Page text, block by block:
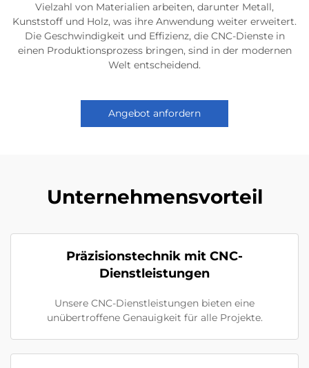
Vielzahl von Materialien arbeiten, darunter Metall,
Kunststoff und Holz, was ihre Anwendung weiter erweitert.
Die Geschwindigkeit und Effizienz, die CNC-Dienste in
einen Produktionsprozess bringen, sind in der modernen
Welt entscheidend.
Angebot anfordern
Unternehmensvorteil
Präzisionstechnik mit CNC-
Dienstleistungen
Unsere CNC-Dienstleistungen bieten eine
unübertroffene Genauigkeit für alle Projekte.